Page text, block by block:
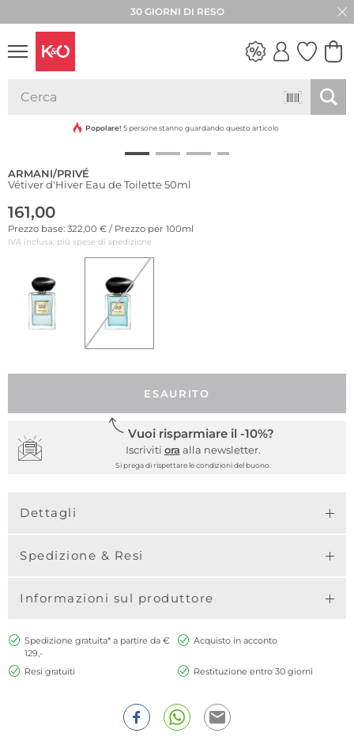
30 GIORNI DI RESO
VIBES
Popolare! 5 persone stanno guardando questo articolo
ARMANI/PRIVÉ
Vétiver d'Hiver Eau de Toilette 50ml
161,00
Prezzo base: 322,00 € / Prezzo per 100ml
IVA inclusa, più spese di spedizione
ESAURITO
Vuoi risparmiare il -10%?
Iscriviti ora alla newsletter.
Si prega di rispettare le condizioni del buono.
Dettagli
Spedizione & Resi
Informazioni sul produttore
Spedizione gratuita* a partire da €
129,-
Acquisto in acconto
Resi gratuiti Restituzione entro 30 giorni